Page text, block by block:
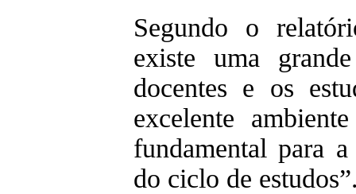
Segundo o
existe uma
docentes e os
excelente
fundamental para
do ciclo de